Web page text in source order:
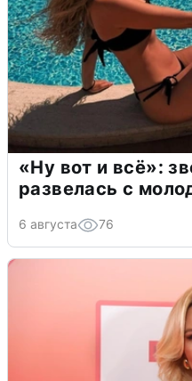
«Ну вот и всё»:
развелась с
6 августа 76